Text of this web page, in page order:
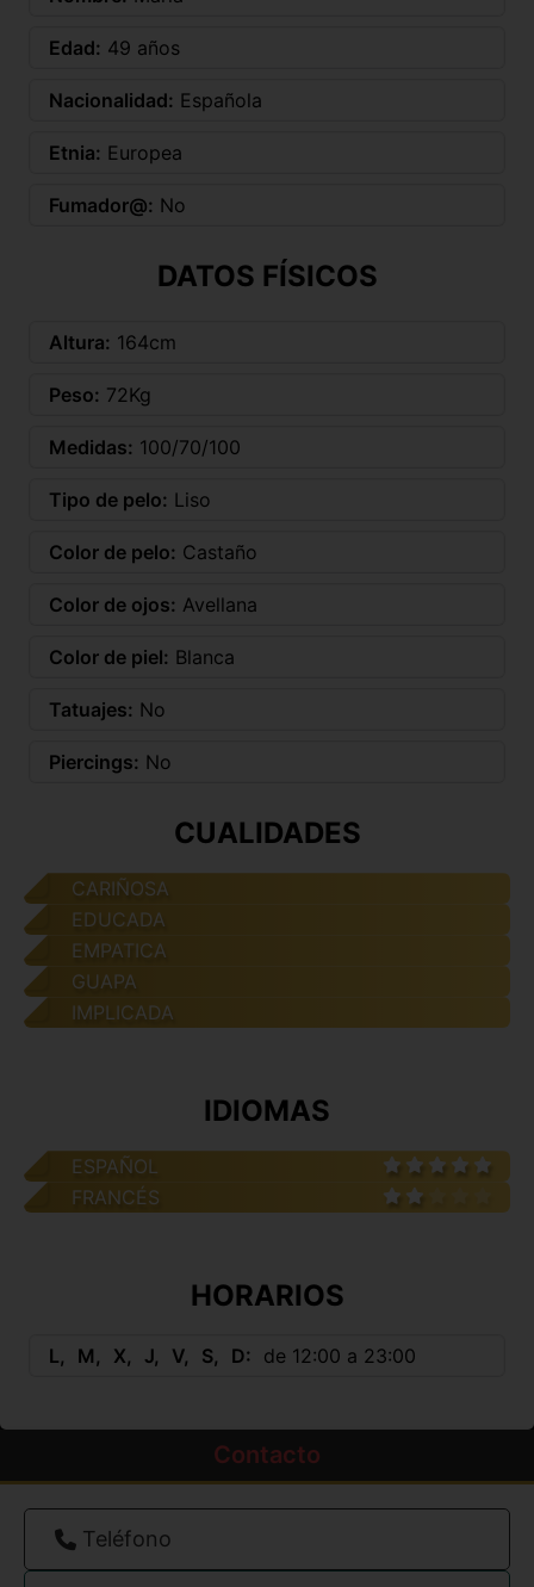
Edad: 49 años
Nacionalidad: Española
Etnia: Europea
Fumador@: No
DATOS FÍSICOS
Altura: 164cm
Peso: 72Kg
Medidas: 100/70/100
Tipo de pelo: Liso
Color de pelo: Castaño
Color de ojos: Avellana
Color de piel: Blanca
Tatuajes: No
Piercings: No
CUALIDADES
CARIÑOSA
EDUCADA
EMPATICA
GUAPA
IMPLICADA
IDIOMAS
ESPAÑOL
FRANCÉS
HORARIOS
L M X J V S D de 12:00 a 23:00
Contacto
Teléfono